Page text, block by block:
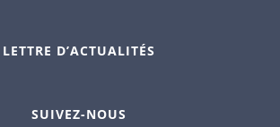
LETTRE D’ACTUALITÉS
SUIVEZ-NOUS